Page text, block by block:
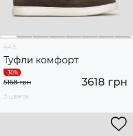
44.5
Туфли комфорт
3618 грн
5168 грн
3 цвета